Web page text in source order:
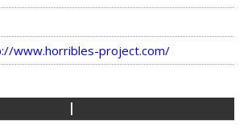
www.horribles-project.com/
I